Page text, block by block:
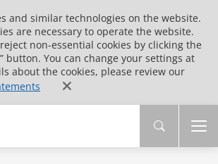
and similar technologies on the website.
are necessary to operate the website.
non-essential cookies by clicking the
button. You can change your settings at
about the cookies, please review our